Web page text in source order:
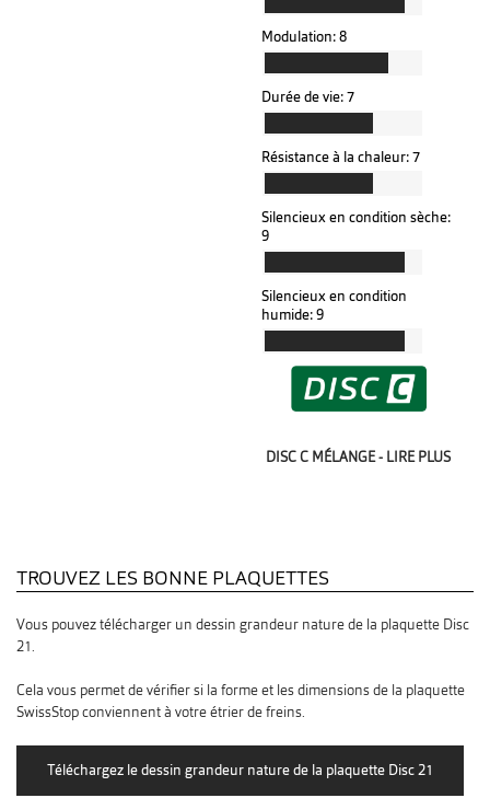
Modulation:8
Durée de vie:7
Résistance à la chaleur:7
Silencieux en condition sèche:
9
Silencieux en condition
humide:9
DISC C MÉLANGE - LIRE PLUS
TROUVEZ LES BONNE PLAQUETTES
Vous pouvez télécharger un dessin grandeur nature de la plaquette Disc
21.
Cela vous permet de vérifier si la forme et les dimensions de la plaquette
SwissStop conviennent à votre étrier de freins.